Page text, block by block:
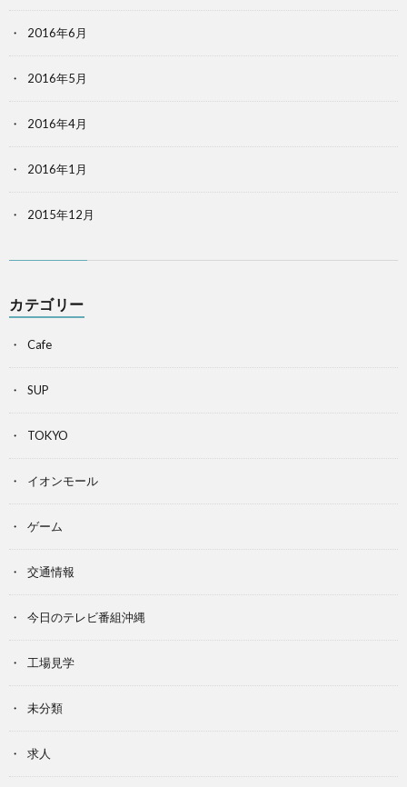
2016年6月
2016年5月
2016年4月
2016年1月
2015年12月
カテゴリー
Cafe
SUP
TOKYO
イオンモール
ゲーム
交通情報
今日のテレビ番組沖縄
工場見学
未分類
求人